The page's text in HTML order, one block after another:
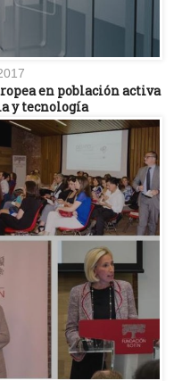
en población activa
y tecnología